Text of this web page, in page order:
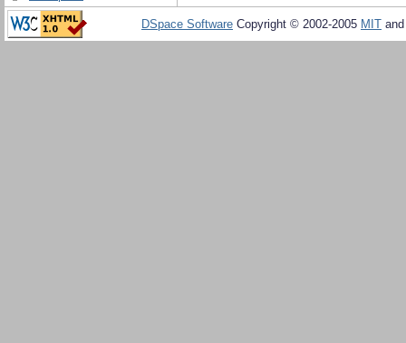
DSpace Software Copyright © 2002-2005 MIT